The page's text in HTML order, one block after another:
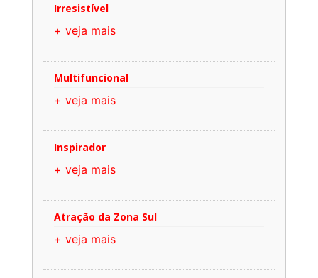
Irresistível
+ veja mais
Multifuncional
+ veja mais
Inspirador
+ veja mais
Atração da Zona Sul
+ veja mais